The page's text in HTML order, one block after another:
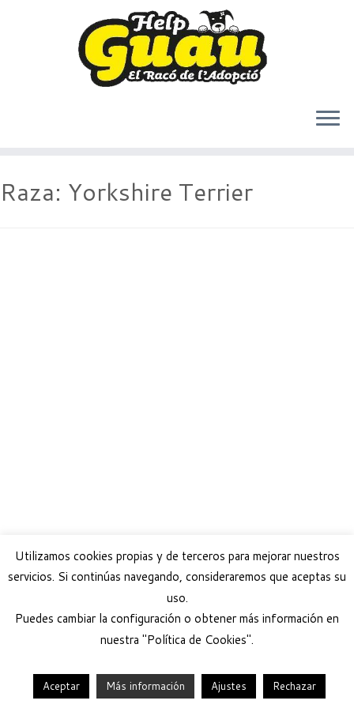
al
contenido
Raza: Yorkshire Terrier
© 2026 Help Guau ·Funciona con · Diseñado con el Tema Customizr
Utilizamos cookies propias y de terceros para mejorar nuestros
servicios. Si continúas navegando, consideraremos que aceptas su
uso.
Puedes cambiar la configuración o obtener más información en
nuestra "Política de Cookies".
Aceptar Más información Ajustes Rechazar